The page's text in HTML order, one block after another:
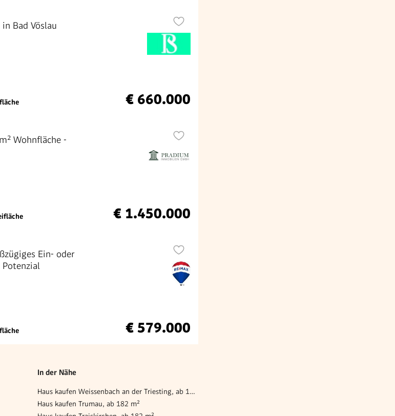
Bad Vöslau
€ 660.000
Wohnfläche -
€ 1.450.000
Ein- oder
€ 579.000
In der Nähe
Haus kaufen Weissenbach an der Triesting, ab 182 m²
Haus kaufen Trumau, ab 182 m²